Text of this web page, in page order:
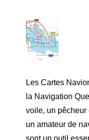
Les Cartes
la Navigation
voile, un
un amateur de
sont un outil